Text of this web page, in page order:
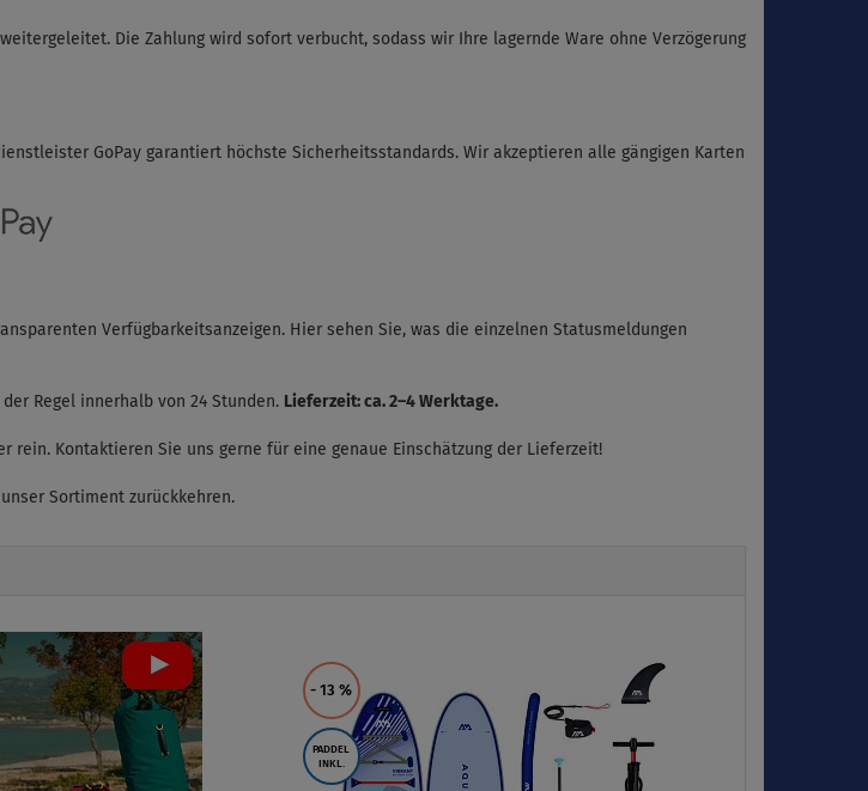
Die Zahlung wird sofort verbucht, sodass wir Ihre lagernde Ware ohne Verzögerung
GoPay garantiert höchste Sicherheitsstandards. Wir akzeptieren alle gängigen Karten
Verfügbarkeitsanzeigen. Hier sehen Sie, was die einzelnen Statusmeldungen
Regel innerhalb von 24 Stunden. Lieferzeit: ca. 2–4 Werktage.
Kontaktieren Sie uns gerne für eine genaue Einschätzung der Lieferzeit!
Sortiment zurückkehren.
- 13 %
PADDEL
INKL.